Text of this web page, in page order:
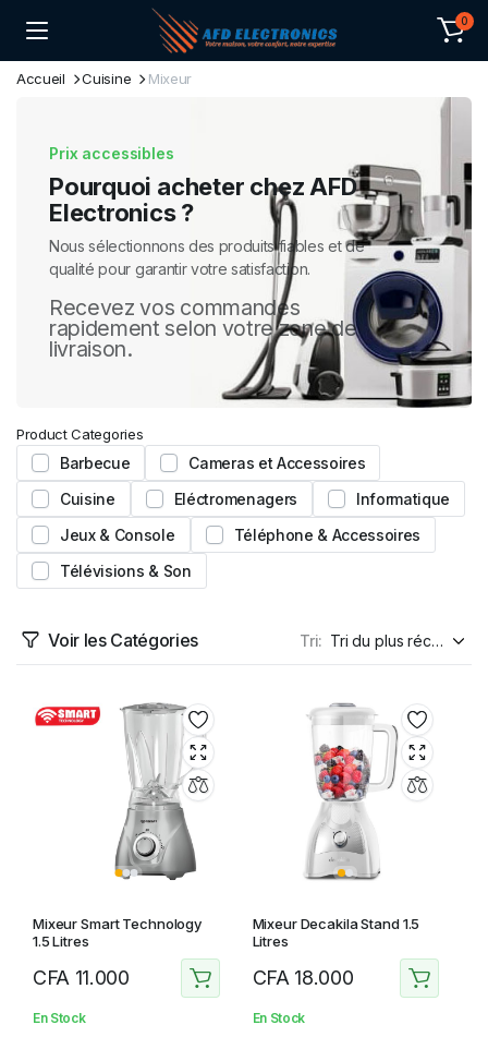
0
Accueil Cuisine Mixeur
Prix accessibles
Pourquoi acheter chez AFD
Electronics ?
Nous sélectionnons des produits fiables et de
qualité pour garantir votre satisfaction.
Recevez vos commandes
rapidement selon votre zone de
livraison.
Product Categories
Barbecue
Cameras et Accessoires
Cuisine
Eléctromenagers
Informatique
Jeux & Console
Téléphone & Accessoires
Télévisions & Son
Voir les Catégories Tri:
Mixeur Smart Technology
1.5 Litres
CFA 11.000
En Stock
Mixeur Decakila Stand 1.5
Litres
CFA 18.000
En Stock